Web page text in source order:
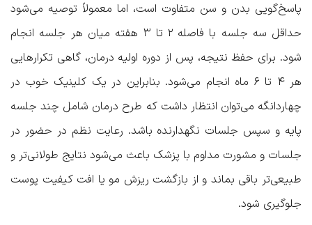
پاسخ‌گویی بدن و سن متفاوت است، اما معمولاً توصیه می‌شود
حداقل سه جلسه با فاصله ۲ تا ۳ هفته میان هر جلسه انجام
شود. برای حفظ نتیجه، پس از دوره اولیه درمان، گاهی تکرارهایی
هر ۴ تا ۶ ماه انجام می‌شود. بنابراین در یک کلینیک خوب در
چهاردانگه می‌توان انتظار داشت که طرح درمان شامل چند جلسه
پایه و سپس جلسات نگهدارنده باشد. رعایت نظم در حضور در
جلسات و مشورت مداوم با پزشک باعث می‌شود نتایج طولانی‌تر و
طبیعی‌تر باقی بماند و از بازگشت ریزش مو یا افت کیفیت پوست
جلوگیری شود.